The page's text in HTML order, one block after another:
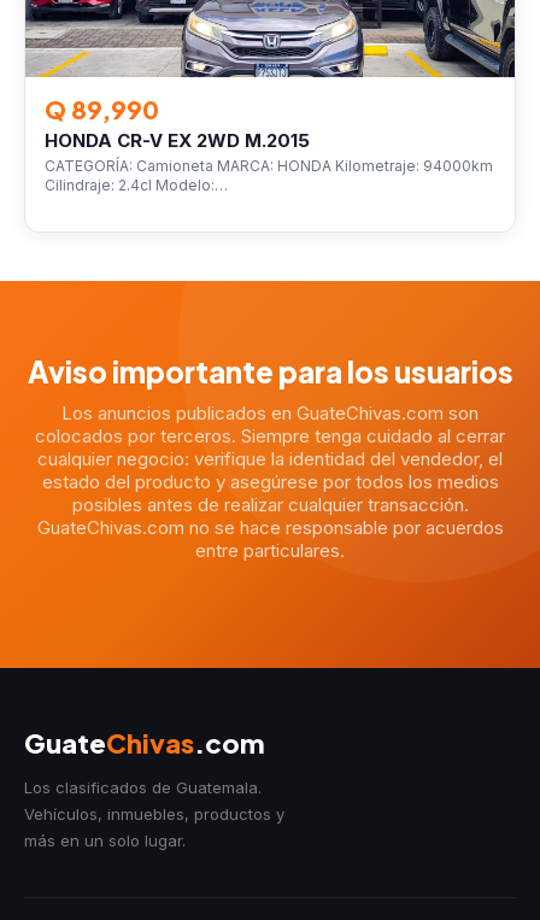
Q 89,990
HONDA CR-V EX 2WD M.2015
CATEGORÍA: Camioneta MARCA: HONDA Kilometraje: 94000km
Cilindraje: 2.4cl Modelo:…
Aviso importante para los usuarios
Los anuncios publicados en GuateChivas.com son
colocados por terceros. Siempre tenga cuidado al cerrar
cualquier negocio: verifique la identidad del vendedor, el
estado del producto y asegúrese por todos los medios
posibles antes de realizar cualquier transacción.
GuateChivas.com no se hace responsable por acuerdos
entre particulares.
GuateChivas.com
Los clasificados de Guatemala.
Vehículos, inmuebles, productos y
más en un solo lugar.